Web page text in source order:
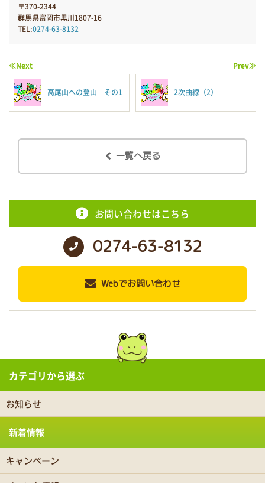
〒370-2344
群馬県富岡市黒川1807-16
TEL:0274-63-8132
≪Next
高尾山への登山 その1
Prev≫
2次曲線（2）
一覧へ戻る
お問い合わせはこちら
0274-63-8132
Webでお問い合わせ
カテゴリから選ぶ
お知らせ
新着情報
キャンペーン